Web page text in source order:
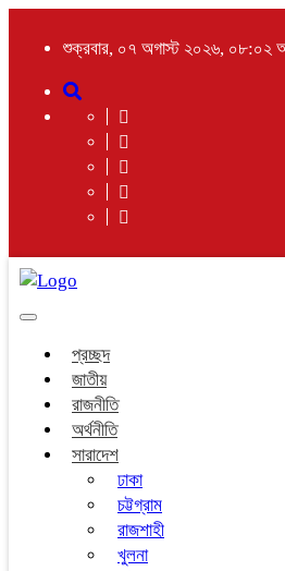
শুক্রবার, ০৭ অগাস্ট ২০২৬, ০৮:০২
Toggle
প্রচ্ছদ
জাতীয়
রাজনীতি
অর্থনীতি
সারাদেশ
ঢাকা
চট্টগ্রাম
রাজশাহী
খুলনা